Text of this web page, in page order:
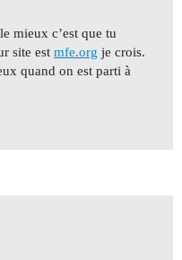
mieux c’est que tu
site est mfe.org je crois.
quand on est parti à